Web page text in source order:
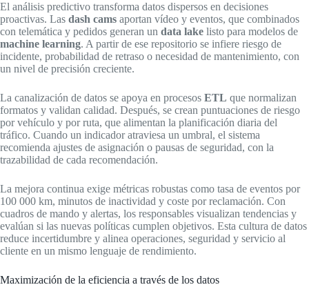
El análisis predictivo transforma datos dispersos en decisiones
proactivas. Las dash cams aportan vídeo y eventos, que combinados
con telemática y pedidos generan un data lake listo para modelos de
machine learning. A partir de ese repositorio se infiere riesgo de
incidente, probabilidad de retraso o necesidad de mantenimiento, con
un nivel de precisión creciente.
La canalización de datos se apoya en procesos ETL que normalizan
formatos y validan calidad. Después, se crean puntuaciones de riesgo
por vehículo y por ruta, que alimentan la planificación diaria del
tráfico. Cuando un indicador atraviesa un umbral, el sistema
recomienda ajustes de asignación o pausas de seguridad, con la
trazabilidad de cada recomendación.
La mejora continua exige métricas robustas como tasa de eventos por
100 000 km, minutos de inactividad y coste por reclamación. Con
cuadros de mando y alertas, los responsables visualizan tendencias y
evalúan si las nuevas políticas cumplen objetivos. Esta cultura de datos
reduce incertidumbre y alinea operaciones, seguridad y servicio al
cliente en un mismo lenguaje de rendimiento.
Maximización de la eficiencia a través de los datos